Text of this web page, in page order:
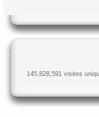
145,828,591 visites